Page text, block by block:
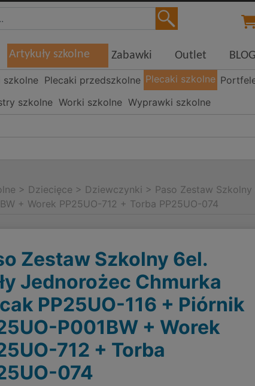
Artykuły szkolne Zabawki Outlet BLOG
szkolne Plecaki przedszkolne Plecaki szkolne
szkolne Worki szkolne Wyprawki szkolne
> Dziecięce > Dziewczynki > Paso Zestaw
+ Worek PP25UO-712 + Torba PP25UO-074
Zestaw Szkolny 6el.
Jednorożec Chmurka
PP25UO-116 + Piórnik
P001BW + Worek
712 + Torba
074